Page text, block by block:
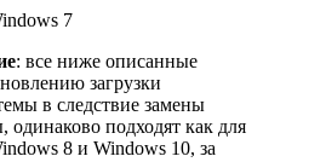
: все ниже описанные
загрузки
в следствие замены
одинаково подходят как для
8 и Windows 10, за